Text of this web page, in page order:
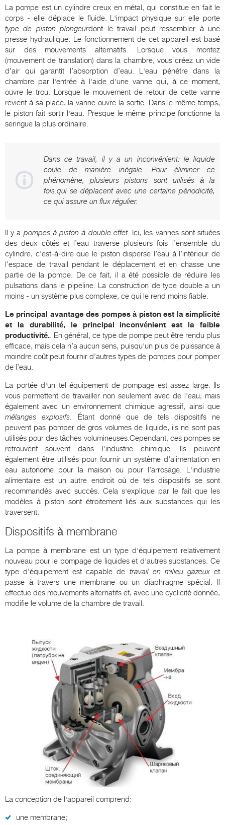
La pompe est un cylindre creux en métal, qui constitue en fait le
corps - elle déplace le fluide. L'impact physique sur elle porte
type de piston plongeurdont le travail peut ressembler à une
presse hydraulique. Le fonctionnement de cet appareil est basé
sur des mouvements alternatifs. Lorsque vous montez
(mouvement de translation) dans la chambre, vous créez un vide
d’air qui garantit l’absorption d’eau. L'eau pénètre dans la
chambre par l'entrée à l'aide d'une vanne qui, à ce moment,
ouvre le trou. Lorsque le mouvement de retour de cette vanne
revient à sa place, la vanne ouvre la sortie. Dans le même temps,
le piston fait sortir l'eau. Presque le même principe fonctionne la
seringue la plus ordinaire.
Dans ce travail, il y a un inconvénient: le liquide
coule de manière inégale. Pour éliminer ce
phénomène, plusieurs pistons sont utilisés à la
fois.qui se déplacent avec une certaine périodicité,
ce qui assure un flux régulier.
Il y a pompes à piston à double effet. Ici, les vannes sont situées
des deux côtés et l’eau traverse plusieurs fois l’ensemble du
cylindre, c’est-à-dire que le piston disperse l’eau à l’intérieur de
l’espace de travail pendant le déplacement et en chasse une
partie de la pompe. De ce fait, il a été possible de réduire les
pulsations dans le pipeline. La construction de type double a un
moins - un système plus complexe, ce qui le rend moins fiable.
Le principal avantage des pompes à piston est la simplicité
et la durabilité, le principal inconvénient est la faible
productivité.. En général, ce type de pompe peut être rendu plus
efficace, mais cela n’a aucun sens, puisqu'un plus de puissance à
moindre coût peut fournir d’autres types de pompes pour pomper
de l’eau.
La portée d'un tel équipement de pompage est assez large. Ils
vous permettent de travailler non seulement avec de l'eau, mais
également avec un environnement chimique agressif, ainsi que
mélanges explosifs.
Étant donné que de tels dispositifs ne
peuvent pas pomper de gros volumes de liquide, ils ne sont pas
utilisés pour des tâches volumineuses.Cependant, ces pompes se
retrouvent souvent dans l'industrie chimique. Ils peuvent
également être utilisés pour fournir un système d’alimentation en
eau autonome pour la maison ou pour l’arrosage. L'industrie
alimentaire est un autre endroit où de tels dispositifs se sont
recommandés avec succès. Cela s'explique par le fait que les
modèles à piston sont étroitement liés aux substances qui les
traversent.
Dispositifs à membrane
La pompe à membrane est un type d'équipement relativement
nouveau pour le pompage de liquides et d'autres substances. Ce
type d’équipement est capable de travail en milieu gazeuxet
passe à travers une membrane ou un diaphragme spécial. Il
effectue des mouvements alternatifs et, avec une cyclicité donnée,
modifie le volume de la chambre de travail.
La conception de l'appareil comprend:
une membrane;